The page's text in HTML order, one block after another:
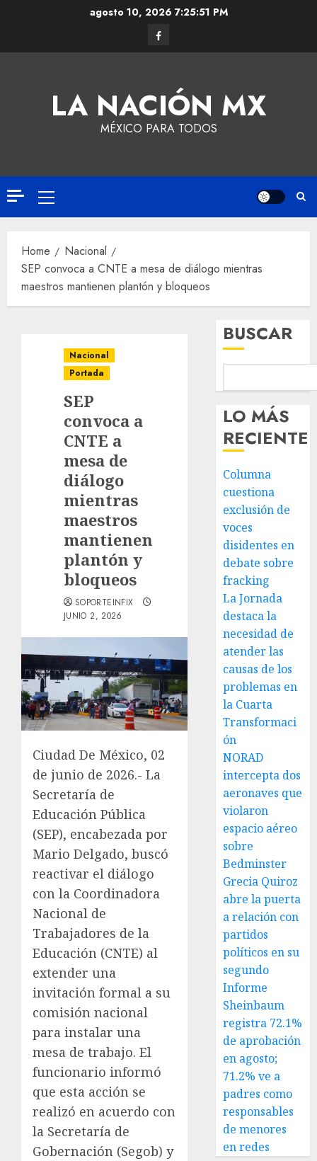
agosto 10, 2026 7:25:52 PM
LA NACIÓN MX
MÉXICO PARA TODOS
Home
Nacional
SEP convoca a CNTE a mesa de diálogo mientras
maestros mantienen plantón y bloqueos
Nacional
Portada
SEP
convoca a
CNTE a
mesa de
diálogo
mientras
maestros
mantienen
plantón y
bloqueos
SOPORTEINFIX
JUNIO 2, 2026
Ciudad De México, 02
de junio de 2026.- La
Secretaría de
Educación Pública
(SEP), encabezada por
Mario Delgado, buscó
reactivar el diálogo
con la Coordinadora
Nacional de
Trabajadores de la
Educación (CNTE) al
extender una
invitación formal a su
comisión nacional
para instalar una
mesa de trabajo. El
funcionario informó
que esta acción se
realizó en acuerdo con
la Secretaría de
Gobernación (Segob) y
BUSCAR
LO MÁS
RECIENTE
Columna
cuestiona
exclusión de
voces
disidentes en
debate sobre
fracking
La Jornada
destaca la
necesidad de
atender las
causas de los
problemas en
la Cuarta
Transformaci
ón
NORAD
intercepta dos
aeronaves que
violaron
espacio aéreo
sobre
Bedminster
Grecia Quiroz
abre la puerta
a relación con
partidos
políticos en su
segundo
Informe
Sheinbaum
registra 72.1%
de aprobación
en agosto;
71.2% ve a
padres como
responsables
de menores
en redes